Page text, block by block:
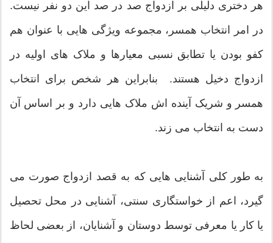
هر دختری دلیلی بر ازدواج صد در صد این دو نفر نیست.
در امر انتخاب همسر، مجموعه ویژگی هایی با عنوان هم
کفو بودن یا تطابق نسبی معیارها و ملاک های اولیه در
ازدواج دخیل هستند. بنابراین هر شخص برای انتخاب
همسر و شریک آینده اش ملاک هایی دارد و بر اساس آن
دست به انتخاب می زند.
به طور کلی آشنایی هایی که به قصد ازدواج صورت می
گیرد، اعم از خواستگاری سنتی، آشنایی در محل تحصیل
یا کار یا معرفی توسط دوستان و آشنایان، از بعضی لحاظ